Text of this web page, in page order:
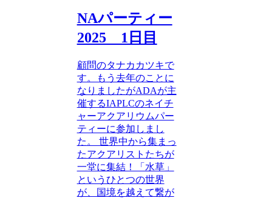
NAパーティー
2025 1日目
顧問のタナカカツキで
す。もう去年のことに
なりましたがADAが主
催するIAPLCのネイチ
ャーアクアリウムパー
ティーに参加しまし
た。 世界中から集まっ
たアクアリストたちが
一堂に集結！「水草」
というひとつの世界
が、国境を越えて繋が